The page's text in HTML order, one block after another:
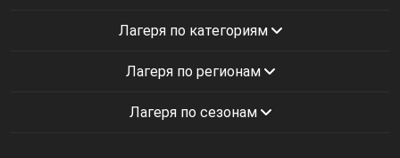
Лагеря по категориям
Лагеря по регионам
Лагеря по сезонам